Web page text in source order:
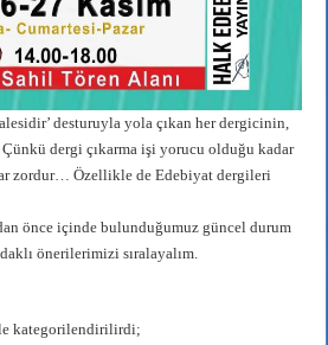
desturuyla yola çıkan her dergicinin,
dergi çıkarma işi yorucu olduğu kadar
zordur… Özellikle de Edebiyat dergileri
önce içinde bulunduğumuz güncel durum
önerilerimizi sıralayalım.
kategorilendirilirdi;